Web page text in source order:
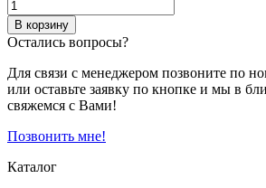
В корзину
Остались вопросы?
Для связи с менеджером позвоните по
или оставьте заявку по кнопке и мы в
свяжемся с Вами!
Позвонить мне!
Каталог